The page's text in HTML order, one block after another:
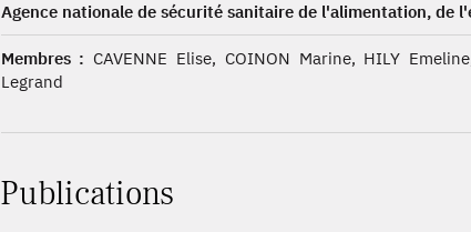
Agence nationale de sécurité sanitaire de l'alimentation, de
Membres : CAVENNE Elise, COINON Marine, HILY
Legrand
Publications